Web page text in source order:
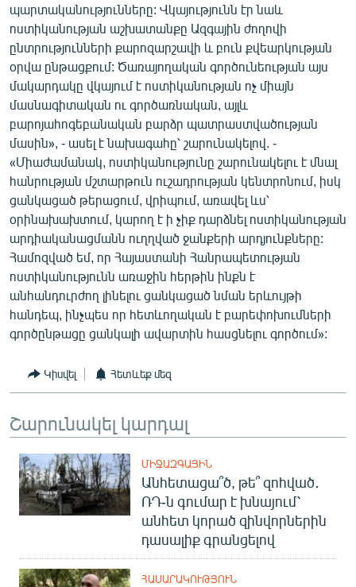
պարտականությունները: Վկայությունն էր նաև
ոստիկանության աշխատանքը Ազգային ժողովի
ընտրությունների քարոզարշավի և բուն քվեարկության
օրվա ընթացքում: Ծառայողական գործունեության այս
մակարդակը վկայում է ոստիկանության ոչ միայն
մասնագիտական ու գործառնական, այլև
բարոյահոգեբանական բարձր պատրաստվածության
մասին», - ասել է նախագահը՝ շարունակելով. -
«Միաժամանակ, ոստիկանությունը շարունակելու է մնալ
հանրության մշտարթուն ուշադրության կենտրոնում, իսկ
ցանկացած թերացում, վրիպում, առավել ևս՝
օրինախախտում, կարող է ի չիք դարձնել ոստիկանության
արդիականացմանն ուղղված ջանքերի արդյունքները:
Համոզված եմ, որ Հայաստանի Հանրապետության
ոստիկանությունն առաջին հերթին ինքն է
անհանդուրժող լինելու ցանկացած նման երևույթի
հանդեպ, ինչպես որ հետևողական է բարեփոխումների
գործընթացը ցանկալի ավարտին հասցնելու գործում»:
Կիսվել Հետևեք մեզ
Շարունակել կարդալ
ՄԻՋԱԶԳԱՅԻՆ
Անհետացա՞ծ, թե՞ զոհված․
ՌԴ-ն գումար է խնայում՝
անհետ կորած զինվորներին
դասալիք գրանցելով
ՀԱՍԱՐԱԿՈՒԹՅՈՒՆ